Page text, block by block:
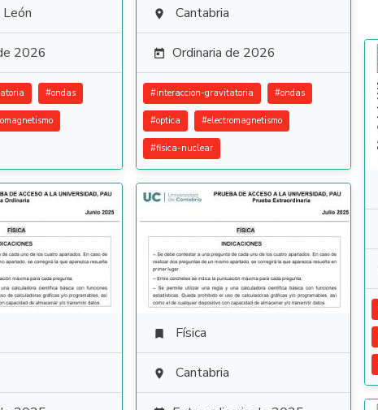
2026
#ondas
 Cantabria
 Ordinaria de 2026
#interaccion-gravitatoria #ondas
#optica #electromagnetismo
#fisica-nuclear
 Física
 Cantabria